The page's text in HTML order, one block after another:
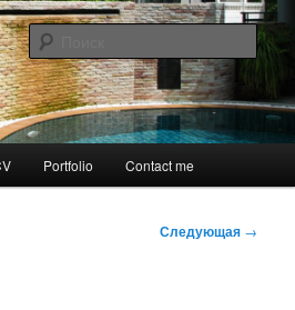
опыт.
сайт Алексея
Portfolio Contact me
Следующая →